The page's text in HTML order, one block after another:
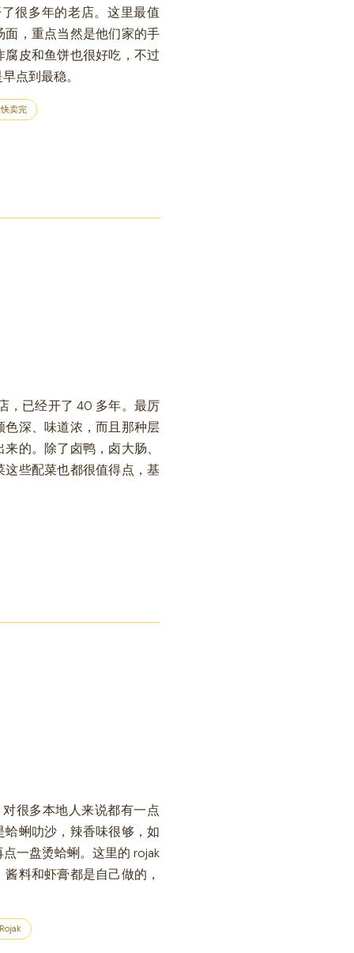
很多年的老店。这里最值
，重点当然是他们家的手
皮和鱼饼也很好吃，不过
点到最稳。
卖完
，已经开了 40 多年。最厉
深、味道浓，而且那种层
的。除了卤鸭，卤大肠、
些配菜也都很值得点，基
很多本地人来说都有一点
蜊叻沙，辣香味很够，如
一盘烫蛤蜊。这里的 rojak
料和虾膏都是自己做的，
Rojak